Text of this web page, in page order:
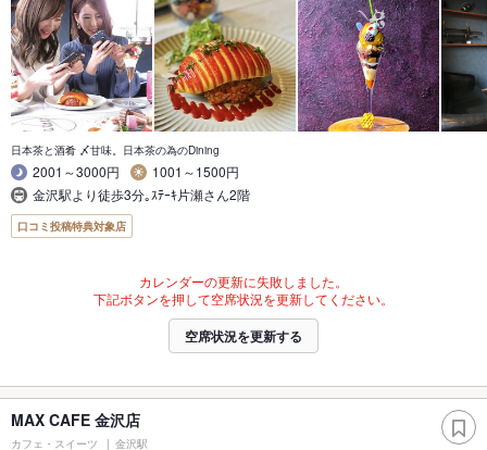
日本茶と酒肴 〆甘味。日本茶の為のDining
2001～3000円
1001～1500円
金沢駅より徒歩3分｡ｽﾃｰｷ片瀬さん2階
口コミ投稿特典対象店
カレンダーの更新に失敗しました。
下記ボタンを押して空席状況を更新してください。
空席状況を更新する
MAX CAFE 金沢店
カフェ・スイーツ 金沢駅